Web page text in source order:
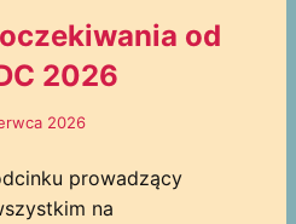
od
2026
2026
prowadzący
na